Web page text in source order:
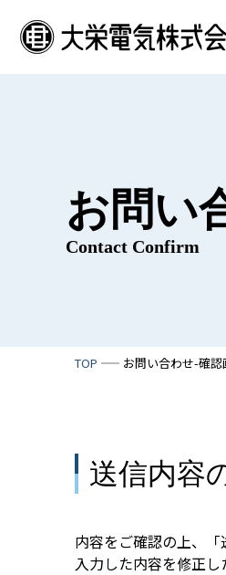
お問い
Contact Confirm
TOP お問い合わせ-確認
送信内容
内容をご確認の上、「
入力した内容を修正し